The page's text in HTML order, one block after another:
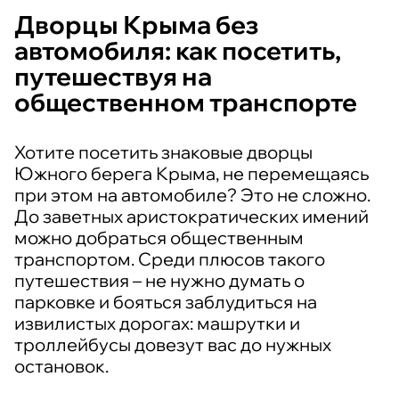
Дворцы Крыма без
автомобиля: как посетить,
путешествуя на
общественном транспорте
Хотите посетить знаковые дворцы
Южного берега Крыма, не перемещаясь
при этом на автомобиле? Это не сложно.
До заветных аристократических имений
можно добраться общественным
транспортом. Среди плюсов такого
путешествия – не нужно думать о
парковке и бояться заблудиться на
извилистых дорогах: машрутки и
троллейбусы довезут вас до нужных
остановок.